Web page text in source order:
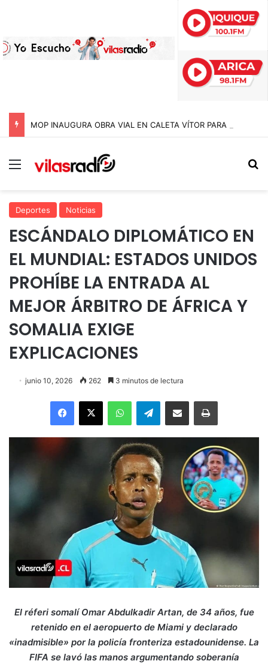
Menú
Deportes Noticias
ESCÁNDALO DIPLOMÁTICO EN
EL MUNDIAL: ESTADOS UNIDOS
PROHÍBE LA ENTRADA AL
MEJOR ÁRBITRO DE ÁFRICA Y
SOMALIA EXIGE
EXPLICACIONES
junio 10, 2026 262 3 minutos de lectura
Facebook
X WhatsAppTelegramEnviar vía email Imprimir
El réferi somalí Omar Abdulkadir Artan, de 34 años, fue
retenido en el aeropuerto de Miami y declarado
«inadmisible» por la policía fronteriza estadounidense. La
FIFA se lavó las manos argumentando soberanía